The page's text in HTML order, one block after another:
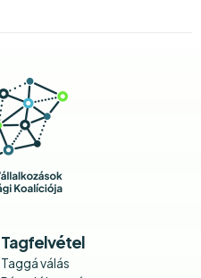
Tagfelvétel
Taggá válás